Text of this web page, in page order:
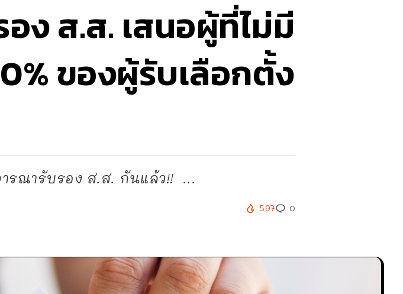
ง ส.ส. เสนอผู้ที่ไม่มี
ของผู้รับเลือกตั้ง
รณารับรอง ส.ส. กันแล้ว!! ...
597 0